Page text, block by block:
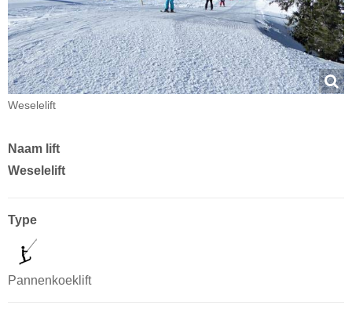
Weselelift
Naam lift
Weselelift
Type
Pannenkoeklift